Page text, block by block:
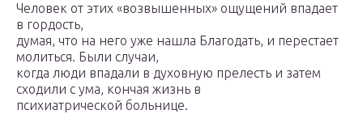
Человек от этих «возвышенных» ощущений впадает
в гордость,
думая, что на него уже нашла Благодать, и перестает
молиться. Были случаи,
когда люди впадали в духовную прелесть и затем
сходили с ума, кончая жизнь в
психиатрической больнице.